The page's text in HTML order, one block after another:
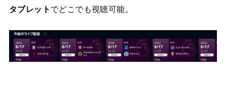
タブレット でどこでも視聴可能。